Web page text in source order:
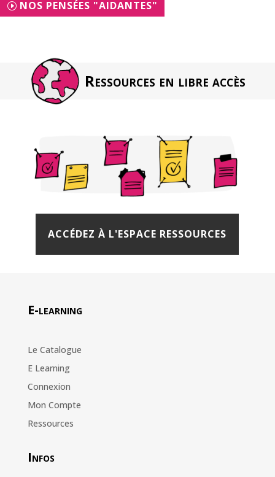
NOS PENSÉES "AIDANTES"
Ressources en libre accès
ACCÉDEZ À L'ESPACE RESSOURCES
E-learning
Le Catalogue
E Learning
Connexion
Mon Compte
Ressources
Infos